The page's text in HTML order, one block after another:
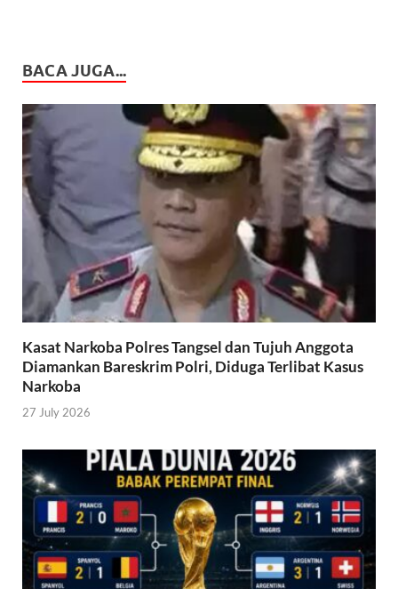
BACA JUGA...
Kasat Narkoba Polres Tangsel dan Tujuh Anggota
Diamankan Bareskrim Polri, Diduga Terlibat Kasus
Narkoba
27 July 2026